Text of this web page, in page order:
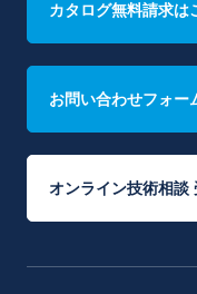
カタログ無料請求は
お問い合わせフォー
オンライン技術相談